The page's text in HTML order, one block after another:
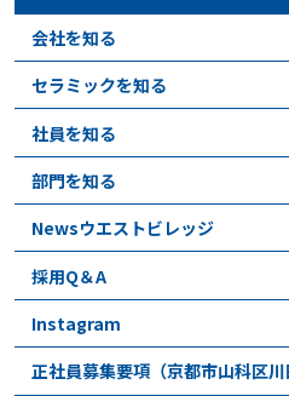
会社を知る
セラミックを知る
社員を知る
部門を知る
Newsウエストビレッジ
採用Q＆A
Instagram
正社員募集要項（京都市山科区川